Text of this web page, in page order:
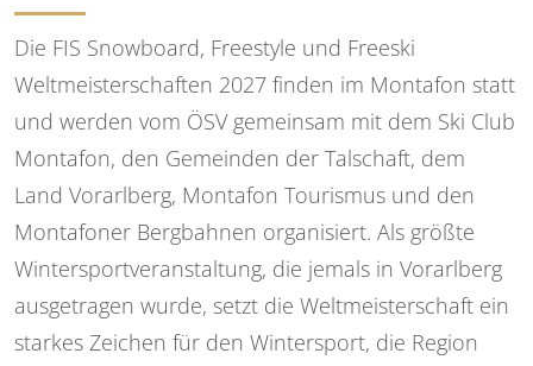
Die FIS Snowboard, Freestyle und Freeski
Weltmeisterschaften 2027 finden im Montafon statt
und werden vom ÖSV gemeinsam mit dem Ski Club
Montafon, den Gemeinden der Talschaft, dem
Land Vorarlberg, Montafon Tourismus und den
Montafoner Bergbahnen organisiert. Als größte
Wintersportveranstaltung, die jemals in Vorarlberg
ausgetragen wurde, setzt die Weltmeisterschaft ein
starkes Zeichen für den Wintersport, die Region